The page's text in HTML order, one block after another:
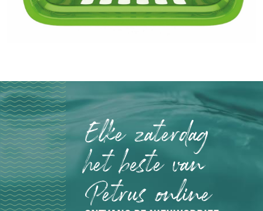
Elke zaterdag
het beste van
Petrus online